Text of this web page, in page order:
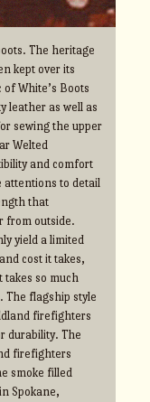
The heritage
kept over its
White’s Boots
leather as well as
sewing the upper
Welted
and comfort
attentions to detail
that
from outside.
yield a limited
cost it takes,
so much
The flagship style
firefighters
durability. The
firefighters
smoke filled
Spokane,